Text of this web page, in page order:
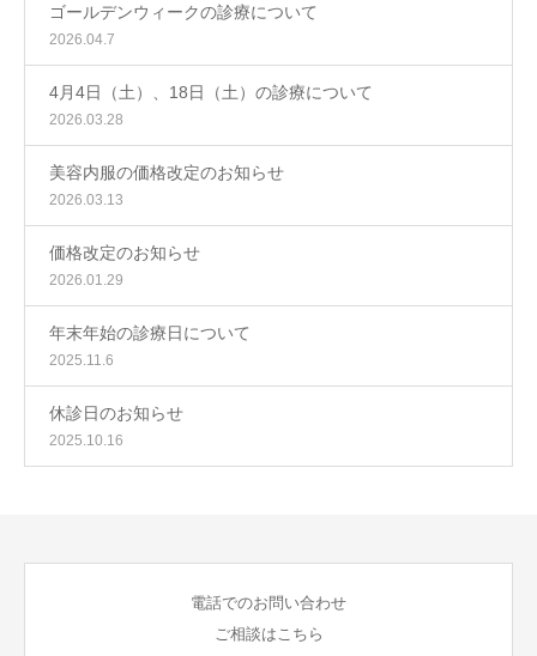
ゴールデンウィークの診療について
2026.04.7
4月4日（土）、18日（土）の診療について
2026.03.28
美容内服の価格改定のお知らせ
2026.03.13
価格改定のお知らせ
2026.01.29
年末年始の診療日について
2025.11.6
休診日のお知らせ
2025.10.16
電話でのお問い合わせ
ご相談はこちら